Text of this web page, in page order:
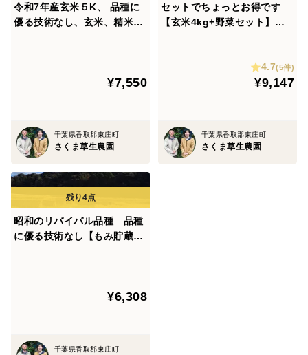
令和7年産玄米５K、 品種に
優る技術なし、玄米、精米も
¥7,550
千葉県香取郡東庄町
さくま草生農園
セットでちょっとお得です
【玄米4kg+野菜セット】昭
4.7(5件)
¥9,147
千葉県香取郡東庄町
さくま草生農園
昭和のリバイバル品種 品種
に優る技術なし【もみ貯蔵の
¥6,308
千葉県香取郡東庄町